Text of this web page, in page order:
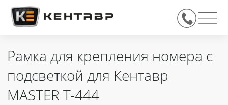
Рамка для крепления номера с
подсветкой для Кентавр
MASTER T-444